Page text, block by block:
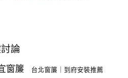
論
窗簾 台北窗簾｜到府安裝推薦